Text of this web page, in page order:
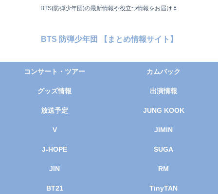
BTS(防弾少年団)の最新情報や役立つ情報をお届け🌷
BTS 防弾少年団 【まとめ情報サイト】
コンサート・ツアー カムバック
グッズ情報 出演情報
放送予定 JUNG KOOK
V JIMIN
J-HOPE SUGA
JIN RM
BT21 TinyTAN